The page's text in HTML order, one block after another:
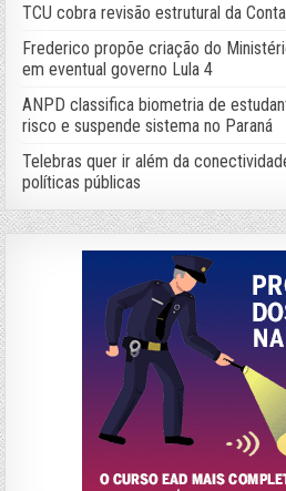
TCU cobra revisão estrutural da
Frederico propõe criação do
em eventual governo Lula 4
ANPD classifica biometria de
risco e suspende sistema no Paraná
Telebras quer ir além da
políticas públicas